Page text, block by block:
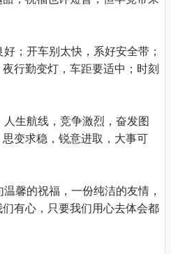
；开车别太快，系好安全带；
行勤变灯，车距要适中；时刻
生航线，竞争激烈，奋发图
变求稳，锐意进取，大事可
馨的祝福，一份纯洁的友情，
有心，只要我们用心去体会都